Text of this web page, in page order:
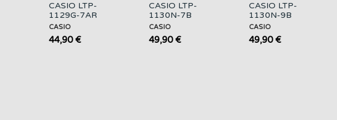
CASIO LTP-
1129G-7AR
Reloj Mujer
Bicolor Acero
Inoxidable
CASIO
44,90 €
CASIO LTP-
1130N-7B
Reloj Mujer
Dorado Acero
Inoxidable
CASIO
49,90 €
CASIO LTP-
1130N-9B
Reloj Mujer
Dorado con
Esfera Dorada
CASIO
49,90 €